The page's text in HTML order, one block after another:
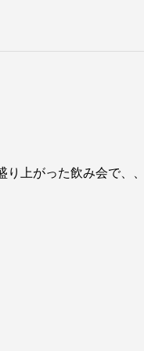
上がった飲み会で、、